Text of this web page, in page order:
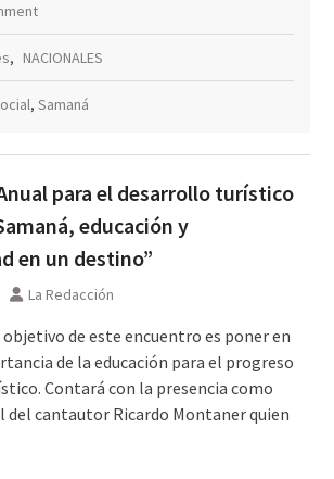
, NACIONALES
, Samaná
para el desarrollo turístico
educación y
en un destino”
La Redacción
de este encuentro es poner en
de la educación para el progreso
Contará con la presencia como
cantautor Ricardo Montaner quien